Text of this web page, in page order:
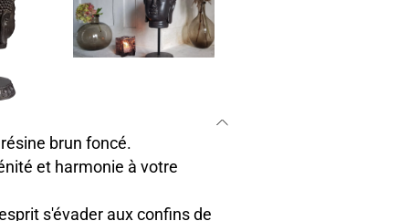
brun foncé.
et harmonie à votre
s'évader aux confins de